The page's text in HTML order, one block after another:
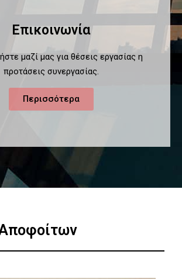
Επικοινωνία
μαζί μας για θέσεις εργασίας η
προτάσεις συνεργασίας.
Περισσότερα
Αποφοίτων